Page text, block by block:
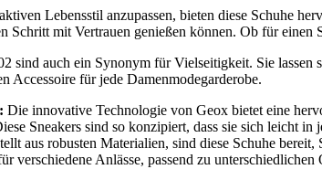
Lebensstil anzupassen, bieten diese Schuhe
Schritt mit Vertrauen genießen können. Ob für
sind auch ein Synonym für Vielseitigkeit. Sie lassen
Accessoire für jede Damenmodegarderobe.
Die innovative Technologie von Geox bietet eine
Sneakers sind so konzipiert, dass sie sich leicht
aus robusten Materialien, sind diese Schuhe bereit,
verschiedene Anlässe, passend zu unterschiedlichen